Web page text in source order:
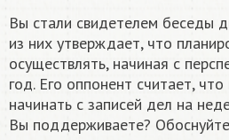
Вы стали свидетелем беседы
из них утверждает, что
осуществлять, начиная с
год. Его оппонент считает,
начинать с записей дел на
Вы поддерживаете?